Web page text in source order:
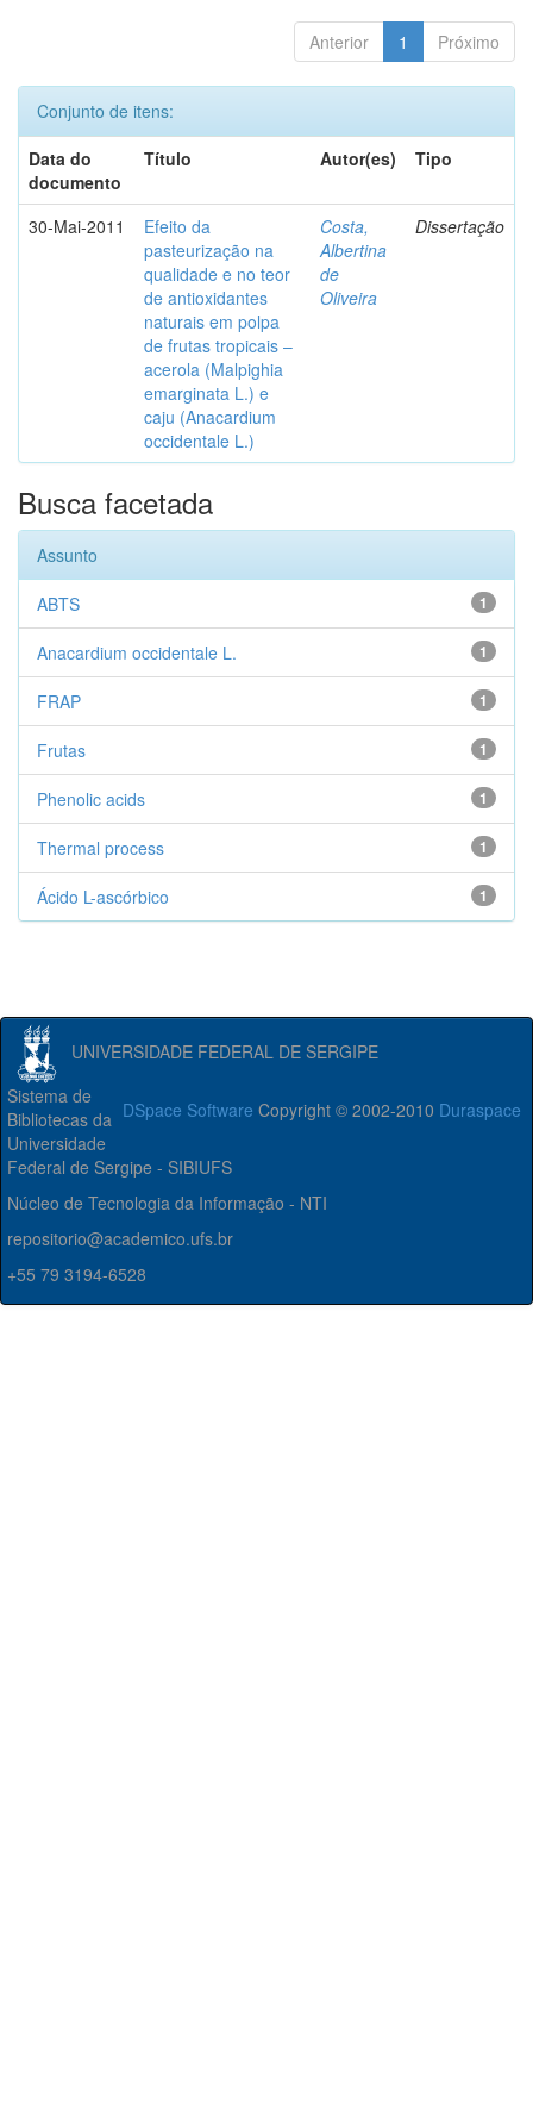
Anterior 1 Próximo
Conjunto de itens:
Data do
documento
Título Autor(es) Tipo
30-Mai-2011
Efeito da
pasteurização na
qualidade e no teor
de antioxidantes
naturais em polpa
de frutas tropicais –
acerola (Malpighia
emarginata L.) e
caju (Anacardium
occidentale L.)
Costa,
Albertina
de
Oliveira
Dissertação
Busca facetada
Assunto
1
ABTS
1
Anacardium occidentale L.
1
FRAP
1
Frutas
1
Phenolic acids
1
Thermal process
1
Ácido L-ascórbico
UNIVERSIDADE FEDERAL DE SERGIPE
DSpace Software Copyright © 2002-2010 Duraspace
Sistema de
Bibliotecas da
Universidade
Federal de Sergipe - SIBIUFS
Núcleo de Tecnologia da Informação - NTI
repositorio@academico.ufs.br
+55 79 3194-6528